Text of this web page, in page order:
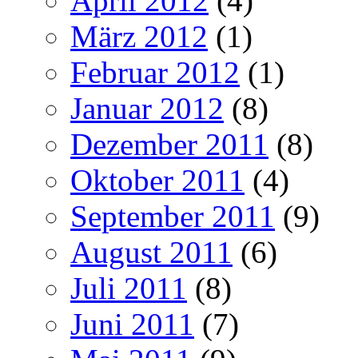
März 2012 (1)
Februar 2012 (1)
Januar 2012 (8)
Dezember 2011 (8)
Oktober 2011 (4)
September 2011 (9)
August 2011 (6)
Juli 2011 (8)
Juni 2011 (7)